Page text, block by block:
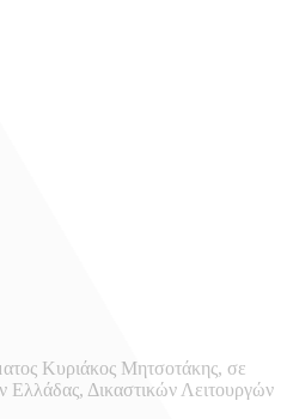
Κυριάκος Μητσοτάκης, σε
Ελλάδας, Δικαστικών Λειτουργών